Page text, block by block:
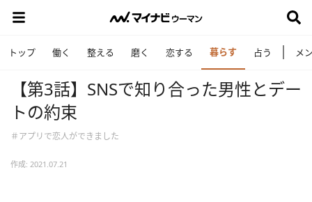
トップ 働く 整える 磨く 恋する 暮らす 占う メ
【第3話】SNSで知り合った男性とデー
トの約束
＃アプリで恋人ができました
作成: 2021.07.21